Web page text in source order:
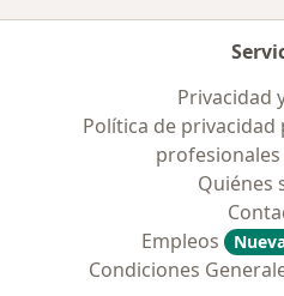
Privacidad
Política de
Quiénes
Empleos
Condiciones